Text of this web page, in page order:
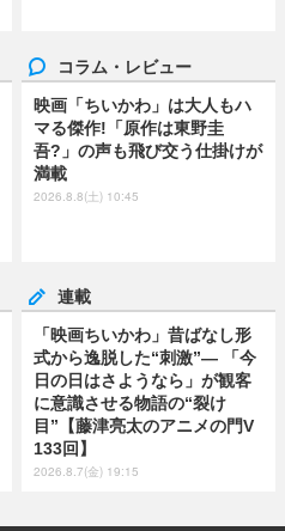
コラム・レビュー
映画「ちいかわ」は大人もハ
マる傑作!「原作は東野圭
吾?」の声も飛び交う仕掛けが
満載
2026.8.8(土) 10:45
連載
「映画ちいかわ」昔ばなし形
式から逸脱した“刺激”― 「今
日の日はさようなら」が観客
に意識させる物語の“裂け
目”【藤津亮太のアニメの門V
133回】
2026.8.7(金) 19:15